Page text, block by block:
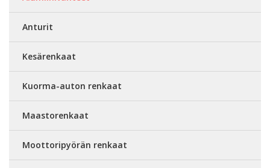
Anturit
Kesärenkaat
Kuorma-auton renkaat
Maastorenkaat
Moottoripyörän renkaat